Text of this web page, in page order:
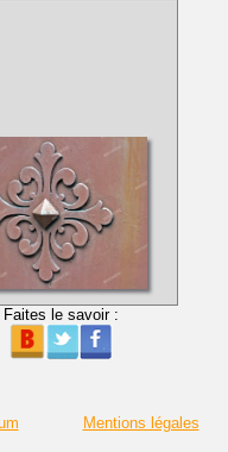
Faites le savoir :
Mentions légales